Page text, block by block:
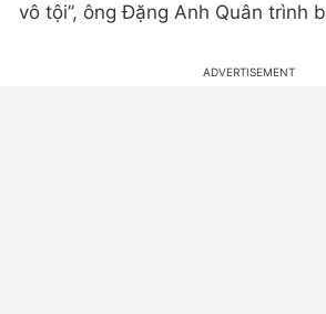
vô tội”, ông Đặng Anh Quân trình